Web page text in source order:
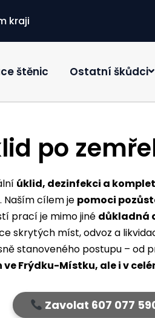
kraji
štěnic Ostatní škůdci
po
úklid, dezinfekci a
Naším cílem je pomoci
prací je mimo jiné důkladná
skrytých míst, odvoz a
stanoveného postupu – od
ve Frýdku-Místku, ale i v
Zavolat 607 077